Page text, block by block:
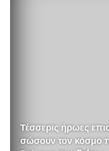
Τέσσερις ήρωες
σώσουν τον κόσμο